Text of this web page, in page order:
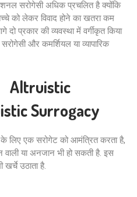
सरोगेसी अधिक प्रचलित है क्योंकि
को लेकर विवाद होने का खतरा कम
प्रकार की व्यवस्था में वर्गीकृत किया
और कमर्शियल या व्यापारिक
Altruistic
Surrogacy
लिए एक सरोगेट को आमंत्रित करता है,
वाली या अनजान भी हो सकती है. इस
खर्चे उठाता है.